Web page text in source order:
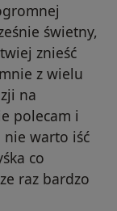
świetny,
znieść
z wielu
na
polecam i
nie warto iść
co
raz bardzo